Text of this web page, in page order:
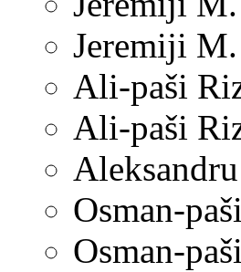
Jeremiji
Ali-paši
Ali-paši
Osman-
Osman-